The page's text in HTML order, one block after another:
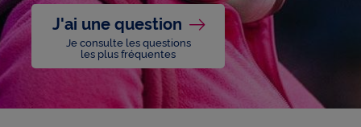
août 2026.
J'ai une question
Je consulte les questions
les plus fréquentes